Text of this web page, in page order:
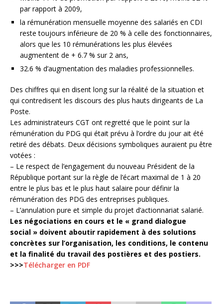
par rapport à 2009,
la rémunération mensuelle moyenne des salariés en CDI
reste toujours inférieure de 20 % à celle des fonctionnaires,
alors que les 10 rémunérations les plus élevées
augmentent de + 6.7 % sur 2 ans,
32.6 % d’augmentation des maladies professionnelles.
Des chiffres qui en disent long sur la réalité de la situation et
qui contredisent les discours des plus hauts dirigeants de La
Poste.
Les administrateurs CGT ont regretté que le point sur la
rémunération du PDG qui était prévu à l’ordre du jour ait été
retiré des débats. Deux décisions symboliques auraient pu être
votées :
– Le respect de l’engagement du nouveau Président de la
République portant sur la règle de l’écart maximal de 1 à 20
entre le plus bas et le plus haut salaire pour définir la
rémunération des PDG des entreprises publiques.
– L’annulation pure et simple du projet d’actionnariat salarié.
Les négociations en cours et le « grand dialogue
social » doivent aboutir rapidement à des solutions
concrètes sur l’organisation, les conditions, le contenu
et la finalité du travail des postières et des postiers.
>>>Télécharger en PDF